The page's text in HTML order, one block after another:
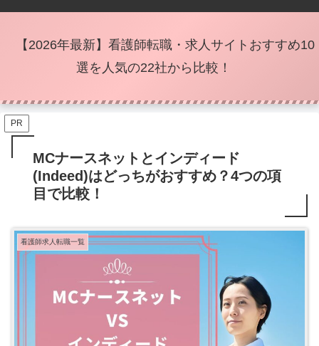
【2026年最新】看護師転職・求人サイトおすすめ10
選を人気の22社から比較！
PR
MCナースネットとインディード
(Indeed)はどっちがおすすめ？4つの項
目で比較！
看護師求人転職一覧